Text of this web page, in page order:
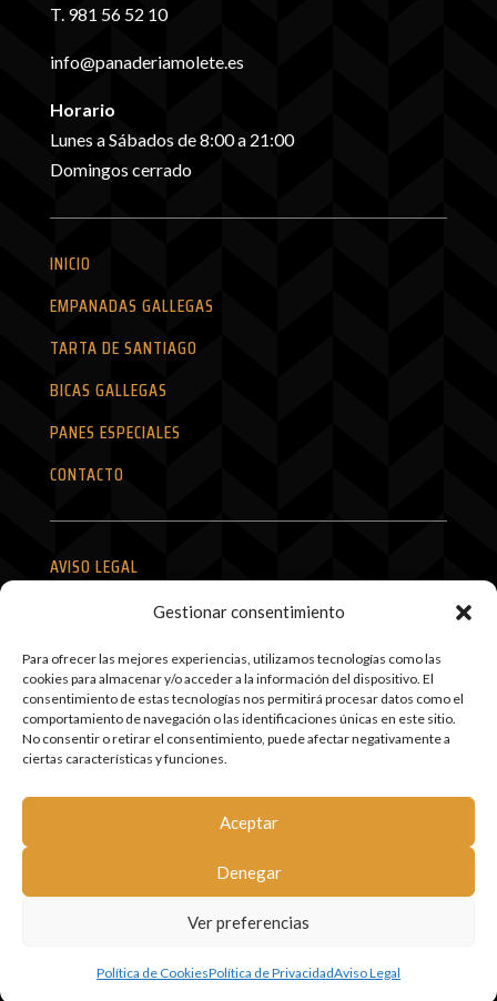
Gestionar consentimiento
Para ofrecer las mejores experiencias, utilizamos tecnologías como las
cookies para almacenar y/o acceder a la información del dispositivo. El
consentimiento de estas tecnologías nos permitirá procesar datos como el
comportamiento de navegación o las identificaciones únicas en este sitio.
No consentir o retirar el consentimiento, puede afectar negativamente a
ciertas características y funciones.
Aceptar
Denegar
Ver preferencias
Política de CookiesPolítica de PrivacidadAviso Legal
T. 981 56 52 10
info@panaderiamolete.es
Horario
Lunes a Sábados de 8:00 a 21:00
Domingos cerrado
INICIO
EMPANADAS GALLEGAS
TARTA DE SANTIAGO
BICAS GALLEGAS
PANES ESPECIALES
CONTACTO
AVISO LEGAL
POLÍTICA DE PRIVACIDAD
POLÍTICA DE COOKIES
TÉRMINOS Y CONDICIONES
SITEMAP
© Mollete Santiago SLU